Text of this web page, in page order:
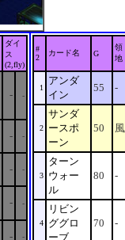
ダイ
ス
(2,fly)
- -
- -
- -
- -
- -
#
2
カード名 G
領
地
1
アンダ
イン
55 -
2
サンダ
ースポ
ーン
50 風
3
ターン
ウォー
ル
80 -
4
リビン
ググロ
ーブ
70 -